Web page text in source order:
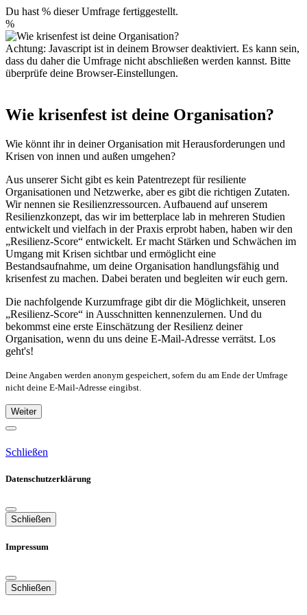
Du hast % dieser Umfrage fertiggestellt.
%
Achtung: Javascript ist in deinem Browser deaktiviert. Es kann sein,
dass du daher die Umfrage nicht abschließen werden kannst. Bitte
überprüfe deine Browser-Einstellungen.
Wie krisenfest ist deine Organisation?
Wie könnt ihr in deiner Organisation mit Herausforderungen und
Krisen von innen und außen umgehen?
Aus unserer Sicht gibt es kein Patentrezept für resiliente
Organisationen und Netzwerke, aber es gibt die richtigen Zutaten.
Wir nennen sie Resilienzressourcen. Aufbauend auf unserem
Resilienzkonzept, das wir im betterplace lab in mehreren Studien
entwickelt und vielfach in der Praxis erprobt haben, haben wir den
„Resilienz-Score“ entwickelt. Er macht Stärken und Schwächen im
Umgang mit Krisen sichtbar und ermöglicht eine
Bestandsaufnahme, um deine Organisation handlungsfähig und
krisenfest zu machen. Dabei beraten und begleiten wir euch gern.
Die nachfolgende Kurzumfrage gibt dir die Möglichkeit, unseren
„Resilienz-Score“ in Ausschnitten kennenzulernen. Und du
bekommst eine erste Einschätzung der Resilienz deiner
Organisation, wenn du uns deine E-Mail-Adresse verrätst. Los
geht's!
Deine Angaben werden anonym gespeichert, sofern du am Ende der Umfrage
nicht deine E-Mail-Adresse eingibst.
Weiter
Schließen
Datenschutzerklärung
Schließen
Impressum
Schließen